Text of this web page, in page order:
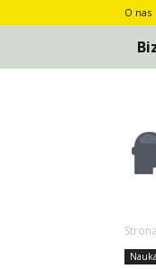
O nas
Nauka